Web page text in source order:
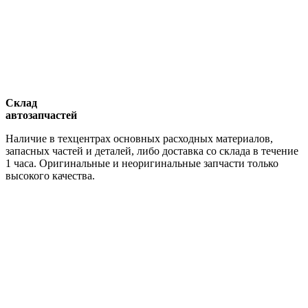
Склад
автозапчастей
Наличие в техцентрах основных расходных материалов,
запасных частей и деталей, либо доставка со склада в течение
1 часа. Оригинальные и неоригинальные запчасти только
высокого качества.